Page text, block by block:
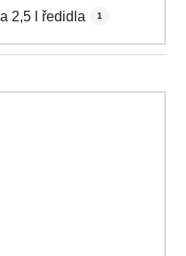
2,5 l ředidla 1